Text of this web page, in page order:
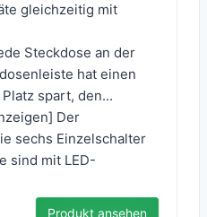
gleichzeitig mit
Steckdose an der
hat einen
spart, den...
Der
sechs Einzelschalter
sind mit LED-
Produkt ansehen